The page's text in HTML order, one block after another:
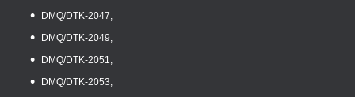
DMQ/DTK-2047,
DMQ/DTK-2049,
DMQ/DTK-2051,
DMQ/DTK-2053,